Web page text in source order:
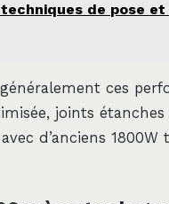
de pose
ces
joints étanches
d’anciens